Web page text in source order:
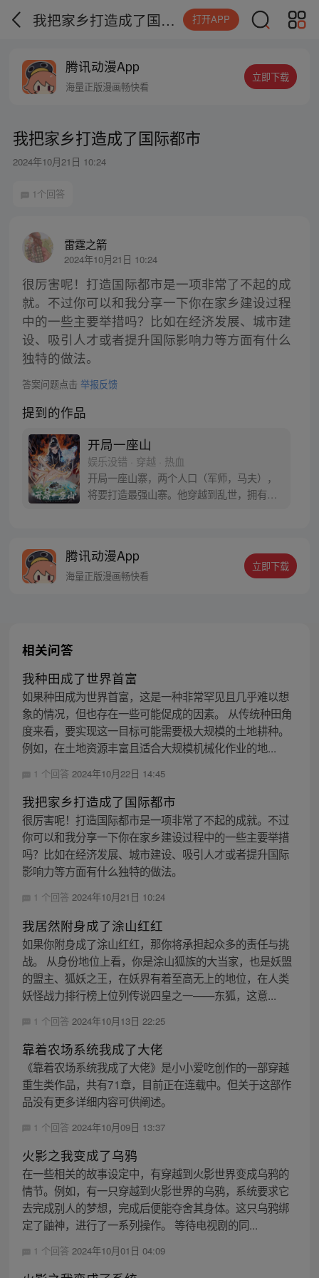
我把家乡打造成了国际都市 打开APP
腾讯动漫App
海量正版漫画畅快看
立即下载
我把家乡打造成了国际都市
2024年10月21日 10:24
1个回答
雷霆之箭
2024年10月21日 10:24
很厉害呢！打造国际都市是一项非常了不起的成
就。不过你可以和我分享一下你在家乡建设过程
中的一些主要举措吗？比如在经济发展、城市建
设、吸引人才或者提升国际影响力等方面有什么
独特的做法。
答案问题点击 举报反馈
提到的作品
开局一座山
娱乐没错 · 穿越 · 热血
开局一座山寨，两个人口（军师，马夫），
将要打造最强山寨。他穿越到乱世，拥有一
名震古今，问一声：王侯将相，宁有种乎！
腾讯动漫App
海量正版漫画畅快看
立即下载
相关问答
我种田成了世界首富
如果种田成为世界首富，这是一种非常罕见且几乎难以想
象的情况，但也存在一些可能促成的因素。 从传统种田角
度来看，要实现这一目标可能需要极大规模的土地耕种。
例如，在土地资源丰富且适合大规模机械化作业的地...
1 个回答 2024年10月22日 14:45
我把家乡打造成了国际都市
很厉害呢！打造国际都市是一项非常了不起的成就。不过
你可以和我分享一下你在家乡建设过程中的一些主要举措
吗？比如在经济发展、城市建设、吸引人才或者提升国际
影响力等方面有什么独特的做法。
1 个回答 2024年10月21日 10:24
我居然附身成了涂山红红
如果你附身成了涂山红红，那你将承担起众多的责任与挑
战。 从身份地位上看，你是涂山狐族的大当家，也是妖盟
的盟主、狐妖之王，在妖界有着至高无上的地位，在人类
妖怪战力排行榜上位列传说四皇之一——东狐，这意...
1 个回答 2024年10月13日 22:25
靠着农场系统我成了大佬
《靠着农场系统我成了大佬》是小小爱吃创作的一部穿越
重生类作品，共有71章，目前正在连载中。但关于这部作
品没有更多详细内容可供阐述。
1 个回答 2024年10月09日 13:37
火影之我变成了乌鸦
在一些相关的故事设定中，有穿越到火影世界变成乌鸦的
情节。例如，有一只穿越到火影世界的乌鸦，系统要求它
去完成别人的梦想，完成后便能夺舍其身体。这只乌鸦绑
定了鼬神，进行了一系列操作。 等待电视剧的同...
1 个回答 2024年10月01日 04:09